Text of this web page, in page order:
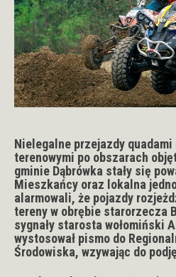
Nielegalne przejazdy
terenowymi po obszarach
gminie Dąbrówka stały się
Mieszkańcy oraz lokalna
alarmowali, że pojazdy
tereny w obrębie starorzecza
sygnały starosta wołomiński
wystosował pismo do
Środowiska, wzywając do